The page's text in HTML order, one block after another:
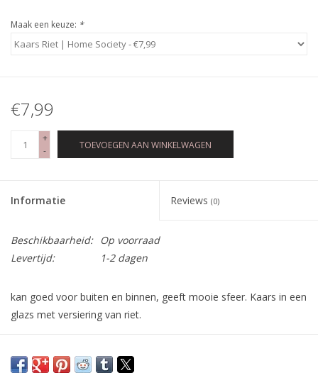
Maak een keuze: *
€7,99
+
-
TOEVOEGEN AAN WINKELWAGEN
Informatie Reviews (0)
Beschikbaarheid:
Op voorraad
Levertijd:
1-2 dagen
kan goed voor buiten en binnen, geeft mooie sfeer. Kaars in een
glazs met versiering van riet.
materiaal: glas, paraffine